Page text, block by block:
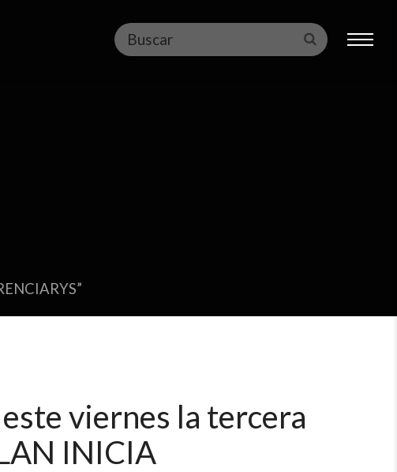
Buscar Enviar
viernes la tercera
INICIA